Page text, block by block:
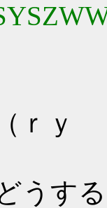
ｒｙ
うする